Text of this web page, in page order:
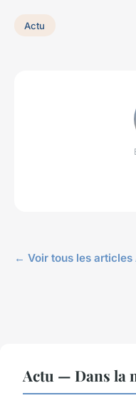
Actu
← Voir tous les articles
Actu — Dans la